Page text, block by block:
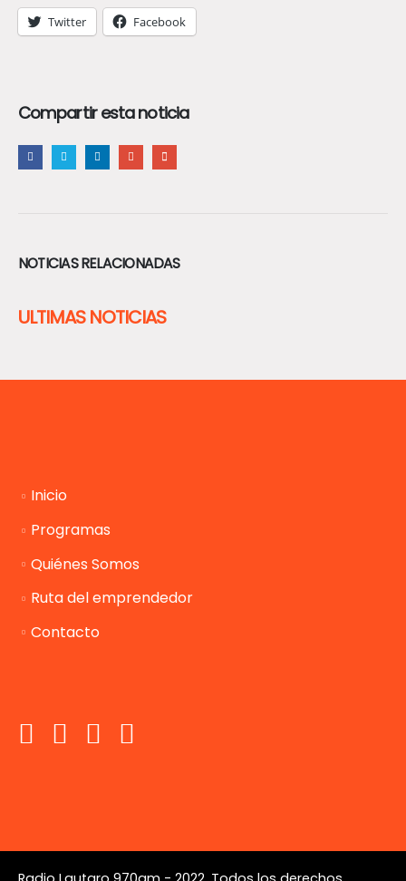
Twitter Facebook
Compartir esta noticia
NOTICIAS RELACIONADAS
ULTIMAS NOTICIAS
Inicio
Programas
Quiénes Somos
Ruta del emprendedor
Contacto